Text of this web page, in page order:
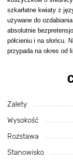
szkarłatne kwiaty z
używane do
absolutnie
półcieniu i na słońcu.
przypada na okres od
Zalety
Wysokość
Rozstawa
Stanowisko